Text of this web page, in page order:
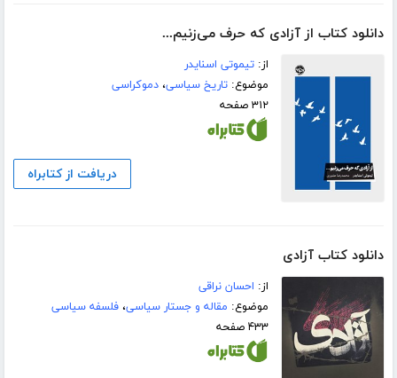
دانلود کتاب از آزادی که حرف می‌زنیم...
از:تیموتی اسنایدر
موضوع:تاریخ سیاسی،دموکراسی
۳۱۲ صفحه
دریافت از کتابراه
دانلود کتاب آزادی
از: احسان نراقی
موضوع: مقاله و جستار سیاسی،فلسفه سیاسی
۴۳۳ صفحه